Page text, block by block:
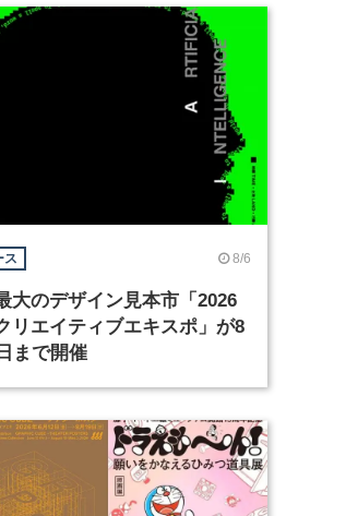
ス 8/6
大のデザイン見本市「2026
リエイティブエキスポ」が8
まで開催